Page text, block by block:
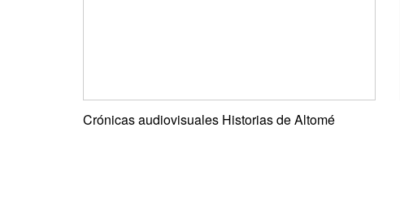
Crónicas audiovisuales Historias de Altomé